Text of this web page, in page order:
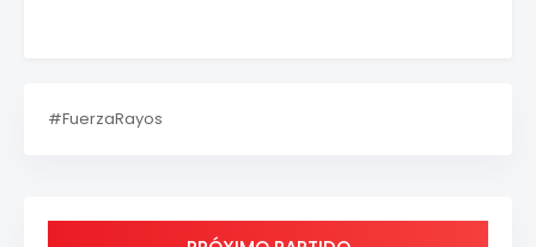
#FuerzaRayos